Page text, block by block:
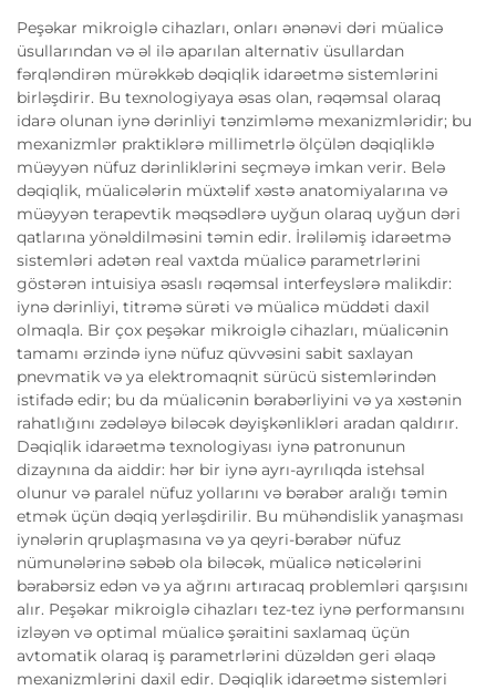
Peşəkar mikroiglə cihazları, onları ənənəvi dəri müalicə
üsullarından və əl ilə aparılan alternativ üsullardan
fərqləndirən mürəkkəb dəqiqlik idarəetmə sistemlərini
birləşdirir. Bu texnologiyaya əsas olan, rəqəmsal olaraq
idarə olunan iynə dərinliyi tənzimləmə mexanizmləridir; bu
mexanizmlər praktiklərə millimetrlə ölçülən dəqiqliklə
müəyyən nüfuz dərinliklərini seçməyə imkan verir. Belə
dəqiqlik, müalicələrin müxtəlif xəstə anatomiyalarına və
müəyyən terapevtik məqsədlərə uyğun olaraq uyğun dəri
qatlarına yönəldilməsini təmin edir. İrəliləmiş idarəetmə
sistemləri adətən real vaxtda müalicə parametrlərini
göstərən intuisiya əsaslı rəqəmsal interfeyslərə malikdir:
iynə dərinliyi, titrəmə sürəti və müalicə müddəti daxil
olmaqla. Bir çox peşəkar mikroiglə cihazları, müalicənin
tamamı ərzində iynə nüfuz qüvvəsini sabit saxlayan
pnevmatik və ya elektromaqnit sürücü sistemlərindən
istifadə edir; bu da müalicənin bərabərliyini və ya xəstənin
rahatlığını zədələyə biləcək dəyişkənlikləri aradan qaldırır.
Dəqiqlik idarəetmə texnologiyası iynə patronunun
dizaynına da aiddir: hər bir iynə ayrı-ayrılıqda istehsal
olunur və paralel nüfuz yollarını və bərabər aralığı təmin
etmək üçün dəqiq yerləşdirilir. Bu mühəndislik yanaşması
iynələrin qruplaşmasına və ya qeyri-bərabər nüfuz
nümunələrinə səbəb ola biləcək, müalicə nəticələrini
bərabərsiz edən və ya ağrını artıracaq problemləri qarşısını
alır. Peşəkar mikroiglə cihazları tez-tez iynə performansını
izləyən və optimal müalicə şəraitini saxlamaq üçün
avtomatik olaraq iş parametrlərini düzəldən geri əlaqə
mexanizmlərini daxil edir. Dəqiqlik idarəetmə sistemləri